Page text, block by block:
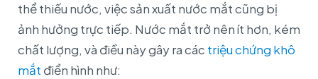
thể thiếu nước, việc sản xuất nước mắt cũng bị
ảnh hưởng trực tiếp. Nước mắt trở nên ít hơn, kém
chất lượng, và điều này gây ra các triệu chứng khô
mắt điển hình như: